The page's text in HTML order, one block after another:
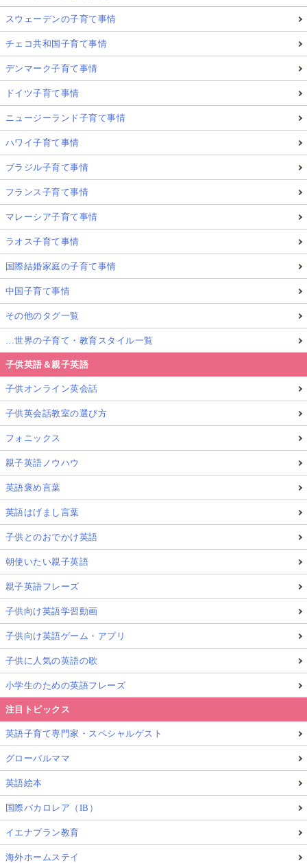
スウェーデンの子育て事情
チェコ共和国子育て事情
デンマーク子育て事情
ドイツ子育て事情
ニュージーランド子育て事情
ハワイ子育て事情
ブラジル子育て事情
フランス子育て事情
マレーシア子育て事情
ラオス子育て事情
国際結婚家庭の子育て事情
中国子育て事情
その他のタグ一覧
…世界の子育て・教育スタイル一覧
子供英語＆親子英語
子供オンライン英会話
子供英会話教室の選び方
フォニックス
親子英語ノウハウ
英語褒め言葉
英語はげまし言葉
子供とのおでかけ英語
朝使いたい親子英語
親子英語フレーズ
子供向け英語学習動画
子供向け英語ゲーム・アプリ
子供に人気の英語の歌
小学生のための英語フレーズ
注目トピックス
英語子育て専門家・スペシャルゲスト
グローバルママ
英語絵本
国際バカロレア（IB）
イエナプラン教育
海外ホームステイ